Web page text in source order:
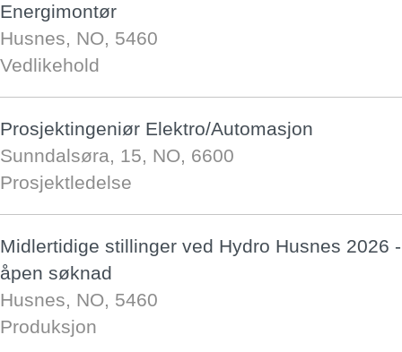
Energimontør
Husnes, NO, 5460
Vedlikehold
Prosjektingeniør Elektro/Automasjon
Sunndalsøra, 15, NO, 6600
Prosjektledelse
Midlertidige stillinger ved Hydro Husnes 2026 -
åpen søknad
Husnes, NO, 5460
Produksjon